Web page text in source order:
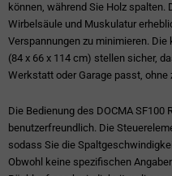
können, während Sie Holz spalten.
Wirbelsäule und Muskulatur
Verspannungen zu minimieren.
(84 x 66 x 114 cm) stellen sicher,
Werkstatt oder Garage passt, ohne
Die Bedienung des DOCMA SF100
benutzerfreundlich. Die
sodass Sie die
Obwohl keine spezifischen